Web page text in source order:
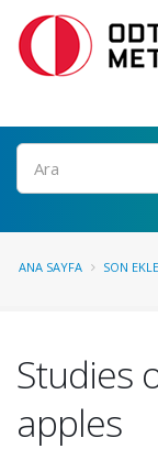
Ara
ANA SAYFA SON
Studies
apples